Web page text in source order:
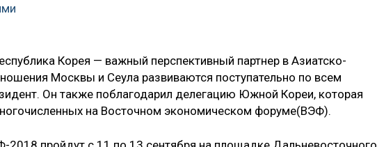
Корея — важный перспективный партнер в Азиатско-
Москвы и Сеула развиваются поступательно по всем
Он также поблагодарил делегацию Южной Кореи, которая
на Восточном экономическом форуме(ВЭФ).